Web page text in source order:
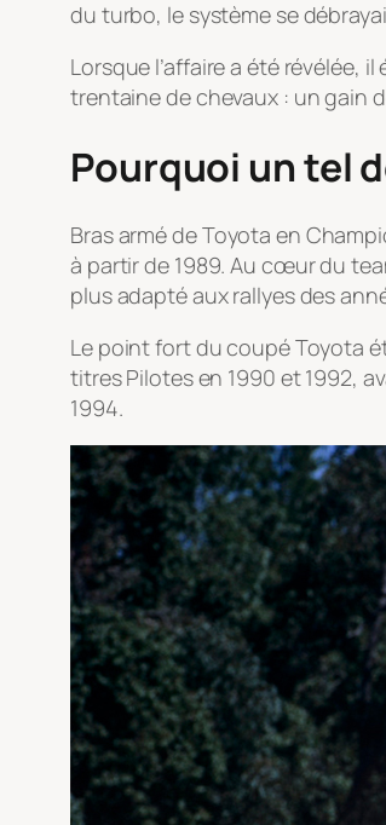
du turbo, le système se
Lorsque l’affaire a été révélée,
trentaine de chevaux : un gain
Pourquoi un tel
Bras armé de Toyota en
à partir de 1989. Au cœur du
plus adapté aux rallyes des
Le point fort du coupé Toyota
titres Pilotes en 1990 et 1992,
1994.